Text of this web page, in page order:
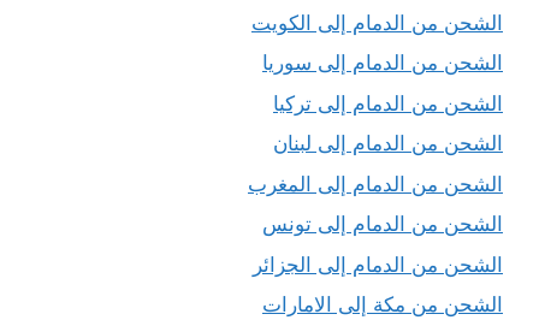
الشحن من الدمام إلى الكويت
الشحن من الدمام إلى سوريا
الشحن من الدمام إلى تركيا
الشحن من الدمام إلى لبنان
الشحن من الدمام إلى المغرب
الشحن من الدمام إلى تونس
الشحن من الدمام إلى الجزائر
الشحن من مكة إلى الامارات